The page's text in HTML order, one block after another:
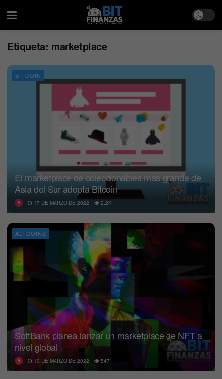
Etiqueta: marketplace
BITCOIN
El marketplace de coleccionables más grande de
Asia del Sur adopta Bitcoin
17 DE MARZO DE 2022 2.2K
ALTCOINS
SoftBank planea lanzar un marketplace de NFT a
nivel global
10 DE MARZO DE 2022 547